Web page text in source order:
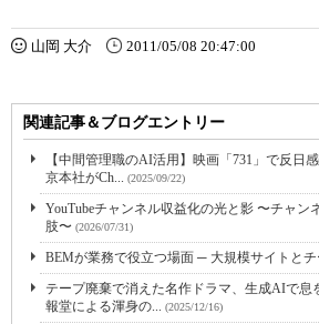
山岡 大介 2011/05/08 20:47:00
関連記事＆ブログエントリー
【中間管理職のAI活用】映画「731」で反日
京本社がCh... (2025/09/22)
YouTubeチャンネル収益化の光と影 〜チャン
肢〜 (2026/07/31)
BEMが業務で役立つ場面 ─ 大規模サイトとチ
テープ廃棄で消えた名作ドラマ、生成AIで
報堂による渾身の... (2025/12/16)